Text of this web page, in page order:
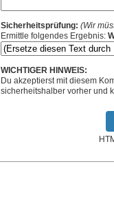
Sicherheitsprüfung: (Wir
Ermittle folgendes Ergebnis:
WICHTIGER HINWEIS:
Du akzeptierst mit diesem
sicherheitshalber vorher und